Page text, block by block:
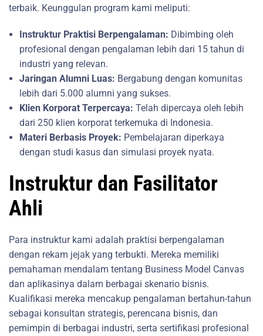
terbaik. Keunggulan program kami meliputi:
Instruktur Praktisi Berpengalaman: Dibimbing oleh
profesional dengan pengalaman lebih dari 15 tahun di
industri yang relevan.
Jaringan Alumni Luas: Bergabung dengan komunitas
lebih dari 5.000 alumni yang sukses.
Klien Korporat Terpercaya: Telah dipercaya oleh lebih
dari 250 klien korporat terkemuka di Indonesia.
Materi Berbasis Proyek: Pembelajaran diperkaya
dengan studi kasus dan simulasi proyek nyata.
Instruktur dan Fasilitator
Ahli
Para instruktur kami adalah praktisi berpengalaman
dengan rekam jejak yang terbukti. Mereka memiliki
pemahaman mendalam tentang Business Model Canvas
dan aplikasinya dalam berbagai skenario bisnis.
Kualifikasi mereka mencakup pengalaman bertahun-tahun
sebagai konsultan strategis, perencana bisnis, dan
pemimpin di berbagai industri, serta sertifikasi profesional